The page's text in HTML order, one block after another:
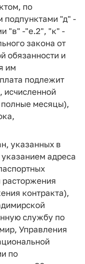
по
подпунктами "д" -
"в" -"е.2", "к" -
закона от
обязанности и
им
подлежит
исчисленной
месяцы),
указанных в
адреса
расторжения
контракта),
службу по
Управления
по